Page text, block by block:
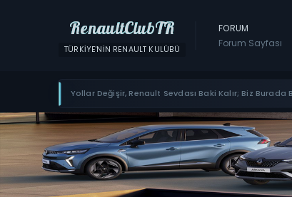
RenaultClubTR
TÜRKIYE'NIN RENAULT KULÜBÜ
FORUM
Forum Sayfası
Yollar Değişir, Renault Sevdası Baki Kalır; Biz Burada